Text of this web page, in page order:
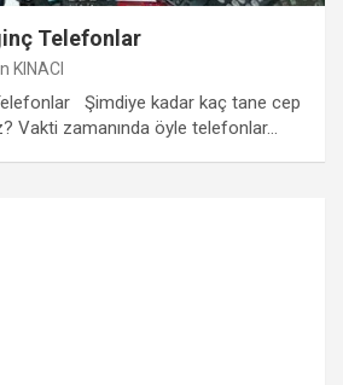
Telefonlar
KINACI
Şimdiye kadar kaç tane cep
Vakti zamanında öyle telefonlar…